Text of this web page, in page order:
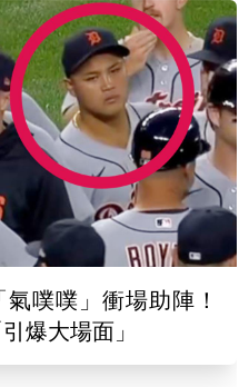
噗噗」衝場助陣！
爆大場面」